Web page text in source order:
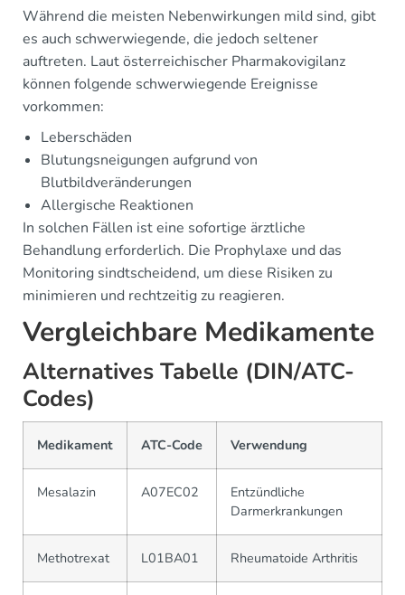
Während die meisten Nebenwirkungen mild sind, gibt
es auch schwerwiegende, die jedoch seltener
auftreten. Laut österreichischer Pharmakovigilanz
können folgende schwerwiegende Ereignisse
vorkommen:
Leberschäden
Blutungsneigungen aufgrund von
Blutbildveränderungen
Allergische Reaktionen
In solchen Fällen ist eine sofortige ärztliche
Behandlung erforderlich. Die Prophylaxe und das
Monitoring sindtscheidend, um diese Risiken zu
minimieren und rechtzeitig zu reagieren.
Vergleichbare Medikamente
Alternatives Tabelle (DIN/ATC-
Codes)
Medikament ATC-Code Verwendung
Mesalazin A07EC02
Entzündliche
Darmerkrankungen
Methotrexat L01BA01 Rheumatoide Arthritis